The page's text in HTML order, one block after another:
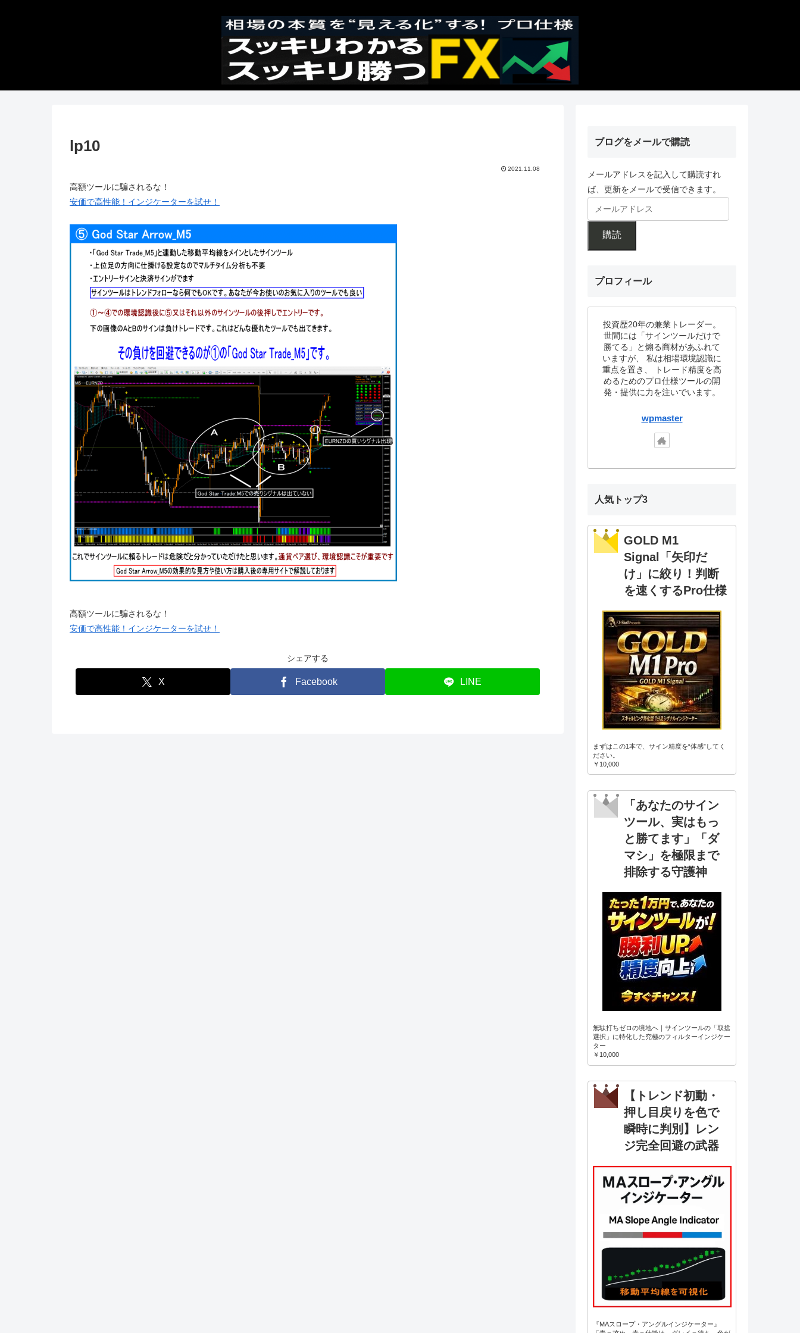
lp10
2021.11.08
高額ツールに騙されるな！
安価で高性能！インジケーターを試せ！
高額ツールに騙されるな！
安価で高性能！インジケーターを試せ！
シェアする
X Facebook LINE
ブログをメールで購読
メールアドレスを記入して購読すれ
ば、更新をメールで受信できます。
購読
プロフィール
投資歴20年の兼業トレーダー。
世間には「サインツールだけで
勝てる」と煽る商材があふれて
いますが、 私は相場環境認識に
重点を置き、 トレード精度を高
めるためのプロ仕様ツールの開
発・提供に力を注いでいます。
wpmaster
人気トップ3
GOLD M1
Signal「矢印だ
け」に絞り！判断
を速くするPro仕様
まずはこの1本で、サイン精度を“体感”してく
ださい。
￥10,000
「あなたのサイン
ツール、実はもっ
と勝てます」「ダ
マシ」を極限まで
排除する守護神
無駄打ちゼロの境地へ｜サインツールの「取捨
選択」に特化した究極のフィルターインジケー
ター
￥10,000
【トレンド初動・
押し目戻りを色で
瞬時に判別】レン
ジ完全回避の武器
『MAスロープ・アングルインジケーター』